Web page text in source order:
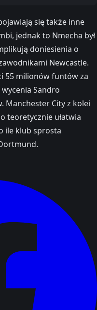
się także inne
jednak to Nmecha był
doniesienia o
Newcastle.
55 milionów funtów za
Sandro
Manchester City z kolei
teoretycznie ułatwia
ile klub sprosta